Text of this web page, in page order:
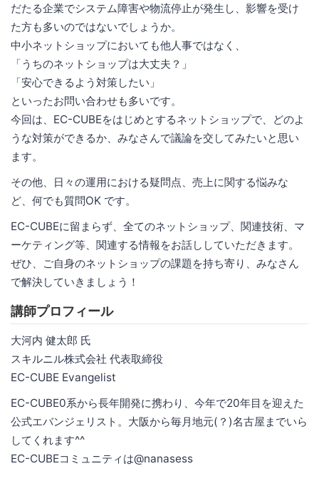
だたる企業でシステム障害や物流停止が発生し、影響を受け
た方も多いのではないでしょうか。
中小ネットショップにおいても他人事ではなく、
「うちのネットショップは大丈夫？」
「安心できるよう対策したい」
といったお問い合わせも多いです。
今回は、EC-CUBEをはじめとするネットショップで、どのよ
うな対策ができるか、みなさんで議論を交してみたいと思い
ます。
その他、日々の運用における疑問点、売上に関する悩みな
ど、何でも質問OK です。
EC-CUBEに留まらず、全てのネットショップ、関連技術、マ
ーケティング等、関連する情報をお話ししていただきます。
ぜひ、ご自身のネットショップの課題を持ち寄り、みなさん
で解決していきましょう！
講師プロフィール
大河内 健太郎 氏
スキルニル株式会社 代表取締役
EC-CUBE Evangelist
EC-CUBE0系から長年開発に携わり、今年で20年目を迎えた
公式エバンジェリスト。大阪から毎月地元(？)名古屋までいら
してくれます^^
EC-CUBEコミュニティは@nanasess